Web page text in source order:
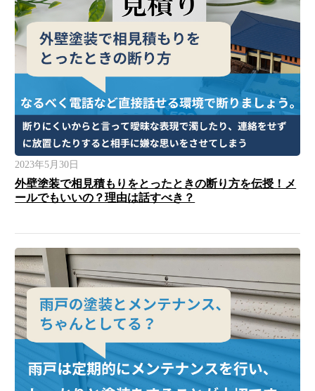
2023年5月30日
外壁塗装で相見積もりをとったときの断り方を伝授！メ
ールでもいいの？理由は話すべき？